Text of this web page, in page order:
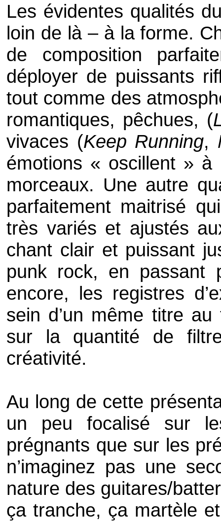
Les évidentes qualités
loin de là – à la forme.
de composition
déployer de puissants
tout comme des
romantiques, pêchues, (
vivaces (Keep Running,
émotions « oscillent » à
morceaux. Une autre
parfaitement maitrisé
très variés et ajustés
chant clair et puissant
punk rock, en passant
encore, les registres
sein d’un même titre
sur la quantité de
créativité.
Au long de cette
un peu focalisé sur
prégnants que sur les
n’imaginez pas une
nature des guitares/
ça tranche, ça martèle